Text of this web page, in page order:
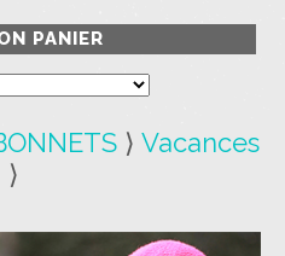
PANIER
⟩Vacances
⟩